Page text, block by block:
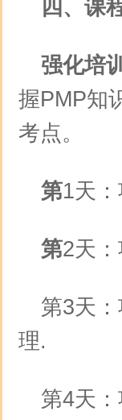
四、课
强化培
握PMP知
考点。
第1天
第2天
第3天
理.
第4天